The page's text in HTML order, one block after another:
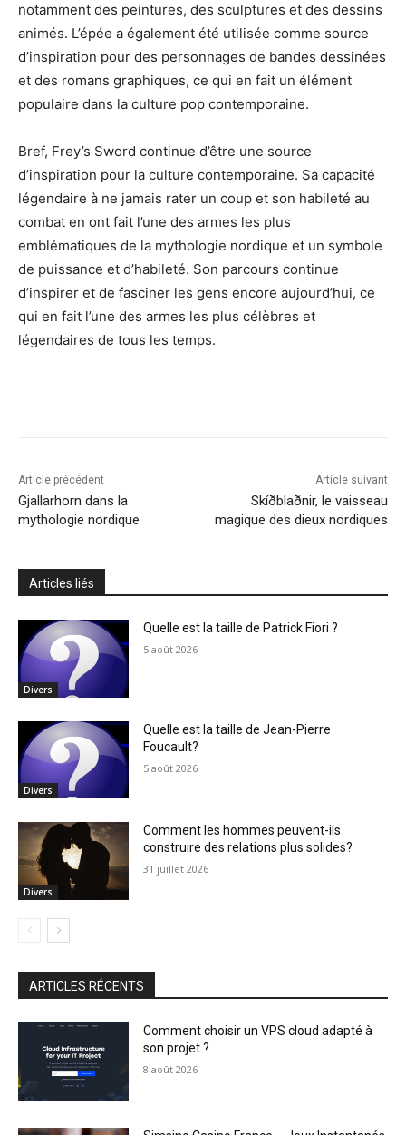
notamment des peintures, des sculptures et des dessins
animés. L’épée a également été utilisée comme source
d’inspiration pour des personnages de bandes dessinées
et des romans graphiques, ce qui en fait un élément
populaire dans la culture pop contemporaine.
Bref, Frey’s Sword continue d’être une source
d’inspiration pour la culture contemporaine. Sa capacité
légendaire à ne jamais rater un coup et son habileté au
combat en ont fait l’une des armes les plus
emblématiques de la mythologie nordique et un symbole
de puissance et d’habileté. Son parcours continue
d’inspirer et de fasciner les gens encore aujourd’hui, ce
qui en fait l’une des armes les plus célèbres et
légendaires de tous les temps.
Article précédent
Gjallarhorn dans la
mythologie nordique
Article suivant
Skíðblaðnir, le vaisseau
magique des dieux nordiques
Articles liés
Divers
Quelle est la taille de Patrick Fiori ?
5 août 2026
Divers
Quelle est la taille de Jean-Pierre
Foucault?
5 août 2026
Divers
Comment les hommes peuvent-ils
construire des relations plus solides?
31 juillet 2026
ARTICLES RÉCENTS
Comment choisir un VPS cloud adapté à
son projet ?
8 août 2026